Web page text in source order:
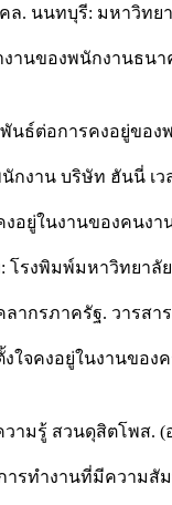
ล. นนทบุรี: มหาวิท
นของพนักงานธน
ต่อการคงอยู่ของ
กงาน บริษัท ฮันนี่
อยู่ในงานของคน
โรงพิมพ์มหาวิทยาลั
ากรภาครัฐ. วารส
จคงอยู่ในงานขอ
วามรู้ สวนดุสิตโพส.
การทำงานที่มีคว